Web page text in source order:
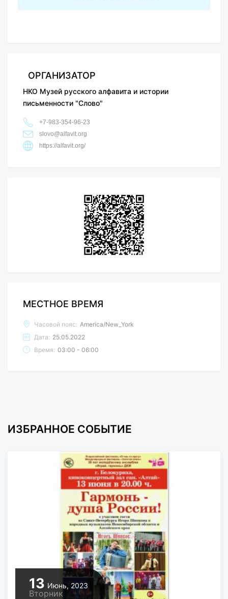
ОРГАНИЗАТОР
НКО Музей русского алфавита и истории
письменности "Слово"
+7-983-354-96-23
slovo@alfavit.org
https://alfavit.org/
МЕСТНОЕ ВРЕМЯ
Часовой пояс: America/New_York
Дата: 25.05.2022
Время: 03:00 - 06:00
ИЗБРАННОЕ СОБЫТИЕ
13 Июнь, 2023
Вторник